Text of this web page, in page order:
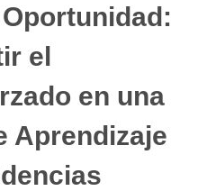
el
en una
Aprendizaje